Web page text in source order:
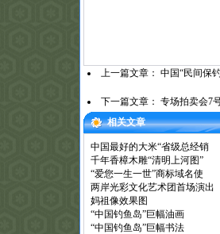
上一篇文章： 中国“民间保
下一篇文章： 专场拍卖会7
相关文章
中国最好的大米“省级总经销
千年香樟木雕“清明上河图”
“爱您一生一世”商标域名使
两岸光彩文化艺术团首场演出
妈祖像效果图
“中国钓鱼岛”巨幅油画
“中国钓鱼岛”巨幅书法